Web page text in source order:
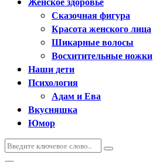
Сказочная фигура
Красота женского лица
Шикарные волосы
Восхитительные ножки
Наши дети
Психология
Адам и Ева
Вкусняшка
Юмор
Искать:
Поиск